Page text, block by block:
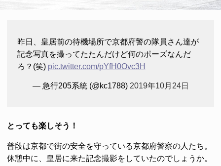
昨日、皇居前の待機場所で京都府警の隊員さん達が
記念写真を撮ってたたんだけど何のポーズなんだ
ろ？(笑) pic.twitter.com/pYfH0Ovc3H
— 急行205系統 (@kc1788) 2019年10月24日
とっても楽しそう！
普段は京都で街の安全を守っている京都府警察の人たち。
休憩中に、皇居に来た記念撮影をしていたのでしょうか。